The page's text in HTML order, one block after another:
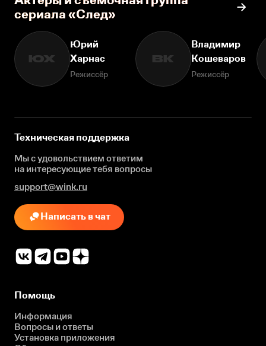
сериала «След»
ЮХ
Юрий
Харнас
Режиссёр
ВК
Владимир
Кошеваров
Режиссёр
Техническая поддержка
Мы с удовольствием ответим
на интересующиетебя вопросы
support@wink.ru
Написать в чат
Помощь
Информация
Вопросы и ответы
Установка приложения